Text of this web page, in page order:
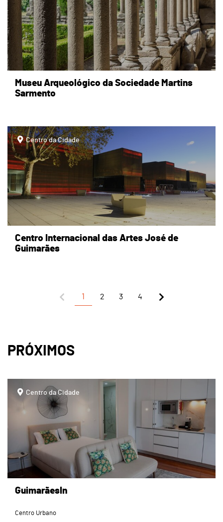
Museu Arqueológico da Sociedade Martins
Sarmento
page
Centro da Cidade
Centro Internacional das Artes José de
Guimarães
1 2 3 4
PRÓXIMOS
Centro da Cidade
GuimarãesIn
Centro Urbano